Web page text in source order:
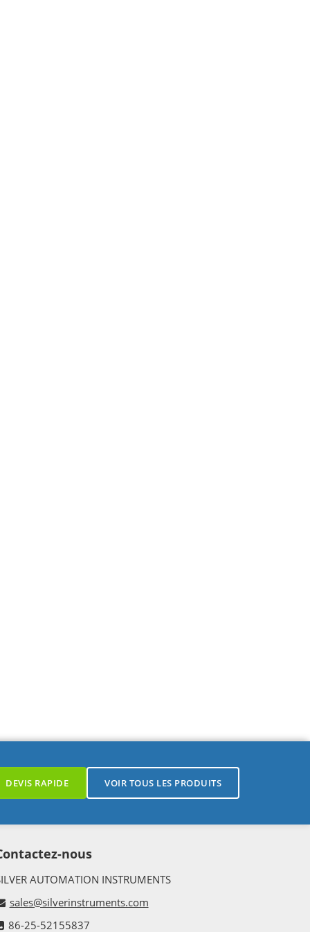
DEVIS RAPIDE VOIR TOUS LES PRODUITS
nous
AUTOMATION INSTRUMENTS
sales@silverinstruments.com
86-25-52155837